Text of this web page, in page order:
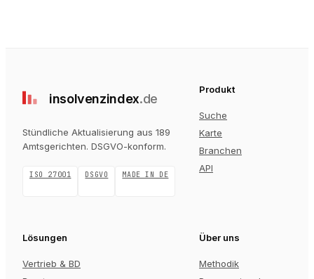
insolvenzindex.de
Stündliche Aktualisierung aus 189
Amtsgerichten. DSGVO-konform.
ISO 27001 DSGVO MADE IN DE
Produkt
Suche
Karte
Branchen
API
Lösungen
Vertrieb & BD
Über uns
Methodik